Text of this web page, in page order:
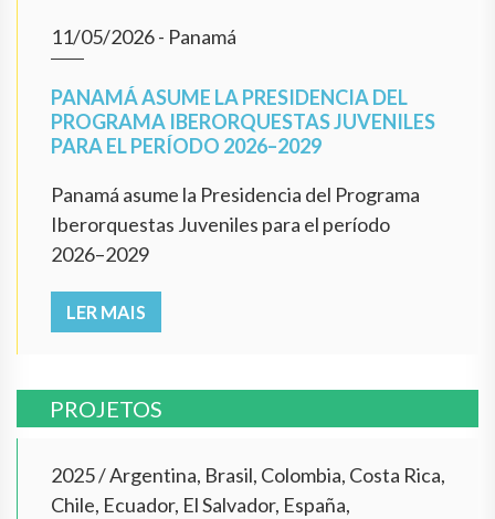
11/05/2026- Panamá
PANAMÁ ASUME LA PRESIDENCIA DEL
PROGRAMA IBERORQUESTAS JUVENILES
PARA EL PERÍODO 2026–2029
Panamá asume la Presidencia del Programa
Iberorquestas Juveniles para el período
2026–2029
LER MAIS
PROJETOS
2025/Argentina, Brasil, Colombia, Costa Rica,
Chile, Ecuador, El Salvador, España,